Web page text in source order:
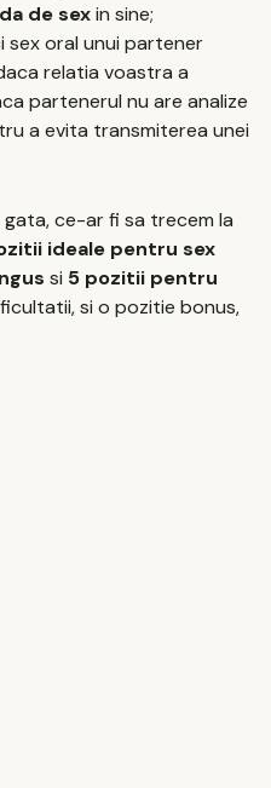
de sexin sine;
oral unui partener
relatia voastra a
partenerul nu are analize
a evita transmiterea unei
ce-ar fi sa trecem la
ideale pentru sex
si 5 pozitii pentru
si o pozitie bonus,